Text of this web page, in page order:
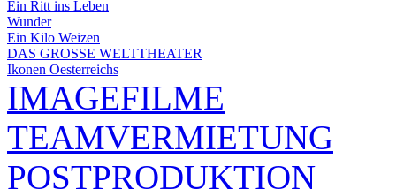
Ein Ritt ins Leben
Wunder
Ein Kilo Weizen
DAS GROSSE WELTTHEATER
Ikonen Oesterreichs
IMAGEFILME
TEAMVERMIETUNG
POSTPRODUKTION